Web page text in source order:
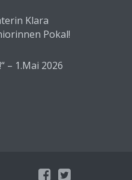
Klara
Pokal!
– 1.Mai 2026